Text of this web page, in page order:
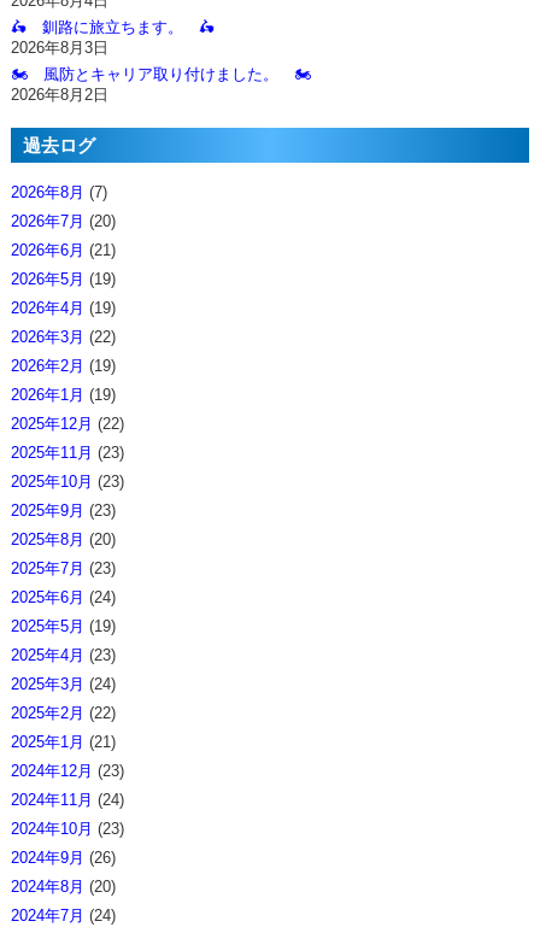
🛵 釧路に旅立ちます。 🛵
2026年8月3日
🏍️ 風防とキャリア取り付けました。 🏍️
2026年8月2日
過去ログ
2026年8月 (7)
2026年7月 (20)
2026年6月 (21)
2026年5月 (19)
2026年4月 (19)
2026年3月 (22)
2026年2月 (19)
2026年1月 (19)
2025年12月 (22)
2025年11月 (23)
2025年10月 (23)
2025年9月 (23)
2025年8月 (20)
2025年7月 (23)
2025年6月 (24)
2025年5月 (19)
2025年4月 (23)
2025年3月 (24)
2025年2月 (22)
2025年1月 (21)
2024年12月 (23)
2024年11月 (24)
2024年10月 (23)
2024年9月 (26)
2024年8月 (20)
2024年7月 (24)